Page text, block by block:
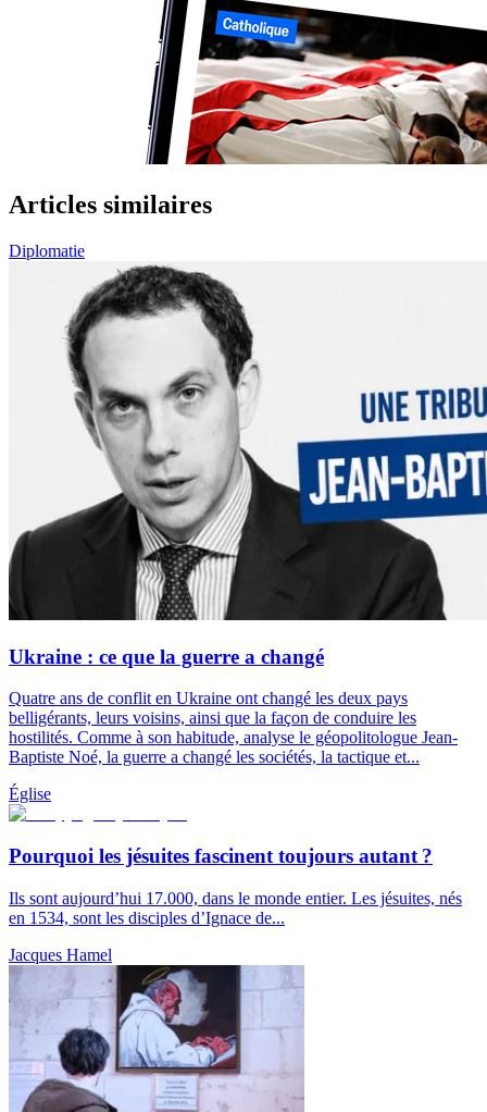
Articles similaires
Diplomatie
Ukraine : ce que la guerre a changé
Quatre ans de conflit en Ukraine ont changé les deux pays
belligérants, leurs voisins, ainsi que la façon de conduire les
hostilités. Comme à son habitude, analyse le géopolitologue Jean-
Baptiste Noé, la guerre a changé les sociétés, la tactique et...
Église
Pourquoi les jésuites fascinent toujours autant ?
Ils sont aujourd’hui 17.000, dans le monde entier. Les jésuites, nés
en 1534, sont les disciples d’Ignace de...
Jacques Hamel